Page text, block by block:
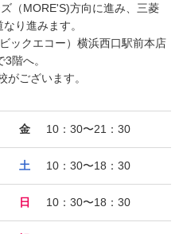
（MORE'S)方向に進み、三菱
り進みます。
ックエコー）横浜西口駅前本店
階へ。
ございます。
金 10：30〜21：30
土 10：30〜18：30
日 10：30〜18：30